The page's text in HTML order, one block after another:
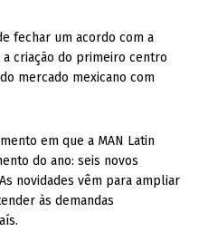
fechar um acordo com a
criação do primeiro centro
mercado mexicano com
em que a MAN Latin
do ano: seis novos
novidades vêm para ampliar
às demandas